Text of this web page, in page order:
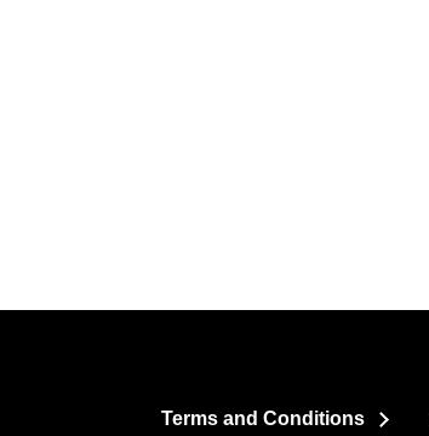
Terms and Conditions